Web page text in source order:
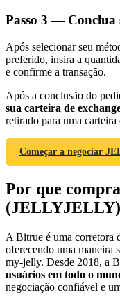
Deposit
Share 500000
Exclusive for
Precious Metals
Passo 3 — Conclua
Após selecionar seu
preferido, insira a
e confirme a transação.
Após a conclusão do
sua carteira de
retirado para uma carteira
Começar a negociar
Por que
A Bitrue é uma corretora
oferecendo uma maneira
my-jelly. Desde 2018, a
usuários em todo o
negociação confiável e